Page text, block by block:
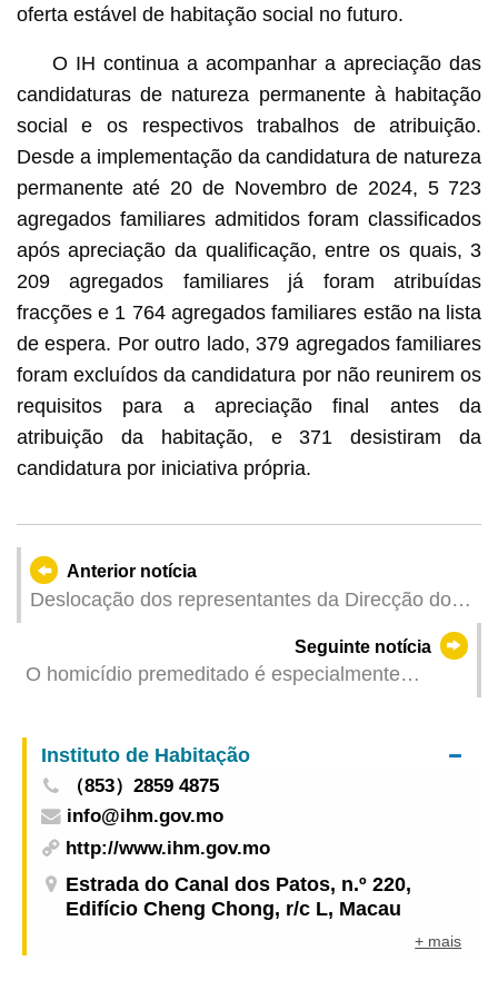
oferta estável de habitação social no futuro.
O IH continua a acompanhar a apreciação das
candidaturas de natureza permanente à habitação
social e os respectivos trabalhos de atribuição.
Desde a implementação da candidatura de natureza
permanente até 20 de Novembro de 2024, 5 723
agregados familiares admitidos foram classificados
após apreciação da qualificação, entre os quais, 3
209 agregados familiares já foram atribuídas
fracções e 1 764 agregados familiares estão na lista
de espera. Por outro lado, 379 agregados familiares
foram excluídos da candidatura por não reunirem os
requisitos para a apreciação final antes da
atribuição da habitação, e 371 desistiram da
candidatura por iniciativa própria.
Anterior notícia
Deslocação dos representantes da Direcção dos
Social a Hong Kong para participar na
Conferência de Dirigentes dos Serviços
Seguinte notícia
O homicídio premeditado é especialmente
pena de prisão
Instituto de Habitação
（853）2859 4875
info@ihm.gov.mo
http://www.ihm.gov.mo
Estrada do Canal dos Patos, n.º 220,
Edifício Cheng Chong, r/c L, Macau
+ mais